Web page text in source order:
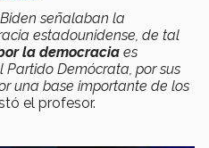
señalaban la
estadounidense, de tal
la democracia es
Demócrata, por sus
una base importante de los
el profesor.